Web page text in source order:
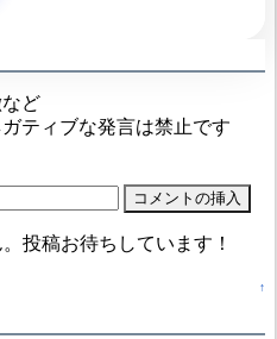
ど
ティブな発言は禁止です
投稿お待ちしています！
↑